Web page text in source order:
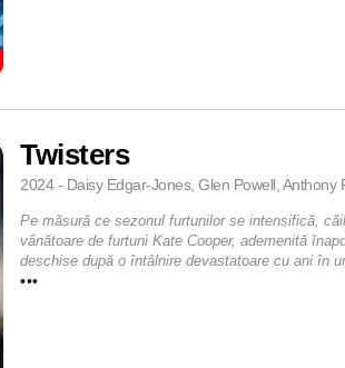
Twisters
2024 - Daisy Edgar-Jones, Glen Powell, Anthony
Pe măsură ce sezonul furtunilor se intensifică,
vânătoare de furtuni Kate Cooper, ademenită
deschise după o întâlnire devastatoare cu ani în
•••